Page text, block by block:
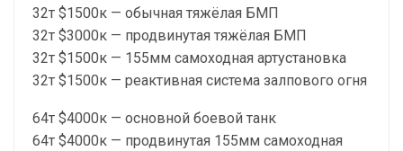
32т $1500к — обычная тяжёлая БМП
32т $3000к — продвинутая тяжёлая БМП
32т $1500к — 155мм самоходная артустановка
32т $1500к — реактивная система залпового огня
64т $4000к — основной боевой танк
64т $4000к — продвинутая 155мм самоходная